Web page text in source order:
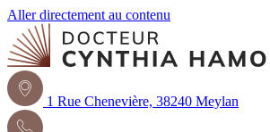
Aller directement au contenu
1 Rue Chenevière, 38240 Meylan